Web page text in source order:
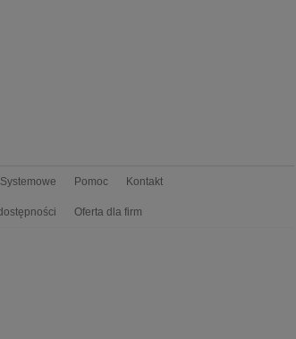
Pomoc Kontakt
Oferta dla firm